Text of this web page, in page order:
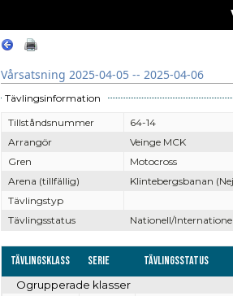
Vårsatsning 2025-04-05 -- 2025-04-06
Tävlingsinformation
Tillståndsnummer
64-14
Arrangör
Veinge MCK
Gren
Motocross
Arena (tillfällig)
Klintebergsbanan
Tävlingstyp
Tävlingsstatus
Nationell/
Tävlingsklass Serie Tävlingsstatus
Ogrupperade klasser